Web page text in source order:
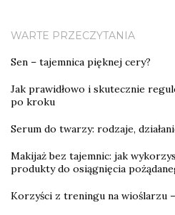
WARTE PRZECZYTANIA
Sen – tajemnica pięknej cery?
Jak prawidłowo i skutecznie
po kroku
Serum do twarzy: rodzaje,
Makijaż bez tajemnic: jak
produkty do osiągnięcia
Korzyści z treningu na wioślarzu